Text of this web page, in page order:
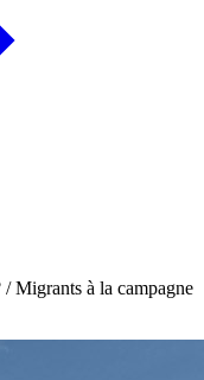
Migrants à la campagne